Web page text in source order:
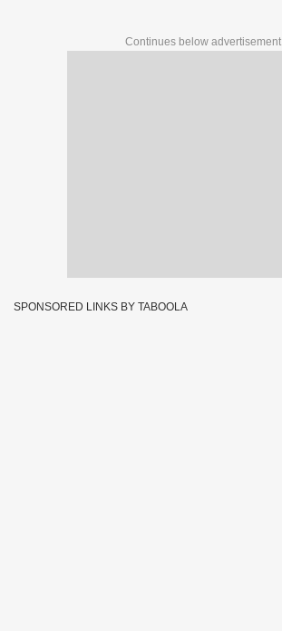
Continues below advertisement
SPONSORED LINKS BY TABOOLA